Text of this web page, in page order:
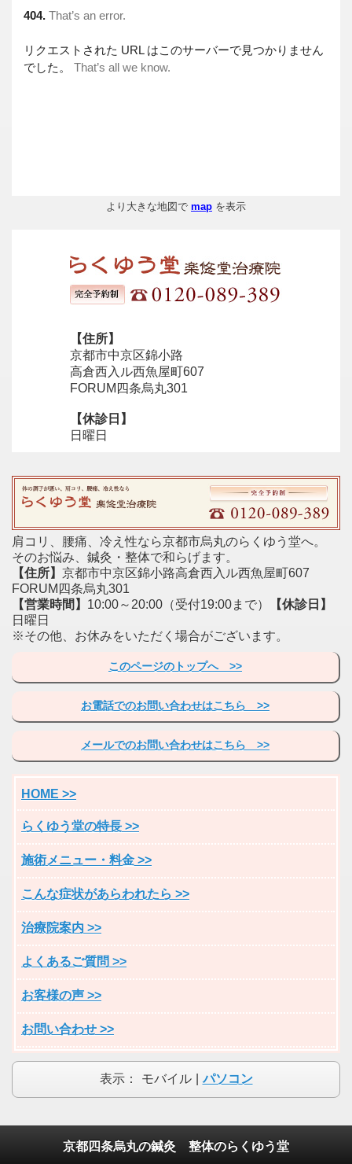
より大きな地図で map を表示
【住所】
京都市中京区錦小路
高倉西入ル西魚屋町607
FORUM四条烏丸301
【休診日】
日曜日
肩コリ、腰痛、冷え性なら京都市烏丸のらくゆう堂へ。
そのお悩み、鍼灸・整体で和らげます。
【住所】 京都市中京区錦小路高倉西入ル西魚屋町607
FORUM四条烏丸301
【営業時間】 10:00～20:00（受付19:00まで）
【休診日】
日曜日
※その他、お休みをいただく場合がございます。
このページのトップへ >>
お電話でのお問い合わせはこちら >>
メールでのお問い合わせはこちら >>
HOME >>
らくゆう堂の特長 >>
施術メニュー・料金 >>
こんな症状があらわれたら >>
治療院案内 >>
よくあるご質問 >>
お客様の声 >>
お問い合わせ >>
表示： モバイル パソコン
京都四条烏丸の鍼灸 整体のらくゆう堂